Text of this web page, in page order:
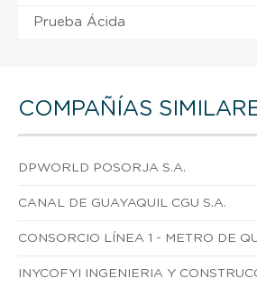
Prueba Ácida
COMPAÑÍAS
DPWORLD POSORJA S.A.
CANAL DE GUAYAQUIL CGU S.A.
CONSORCIO LÍNEA 1 - METRO DE
INYCOFYI INGENIERIA Y